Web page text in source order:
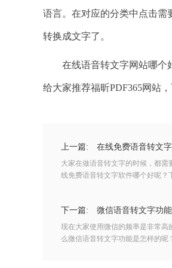
语言。在对应的分类中点击需
转换成文字了。
在线语音转文字网站哪个好
给大家推荐福昕PDF365网站
上一篇: 在线免费语音转文
大家在做语音转文字的时候，都
线免费语音转文字软件哪个好呢？
下一篇: 微信语音转文字功
现在大家使用微信的频率是非常高
么微信语音转文字功能是怎样的呢